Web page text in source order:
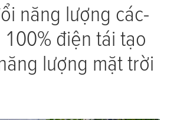
năng lượng các-
điện tái tạo
lượng mặt trời